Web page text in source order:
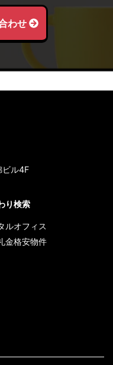
わせ
ル4F
り検索
ルオフィス
金格安物件